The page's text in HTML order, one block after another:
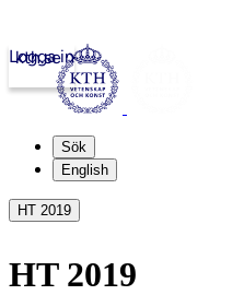
kth.se
Logga in
Sök
English
HT 2019
HT 2019